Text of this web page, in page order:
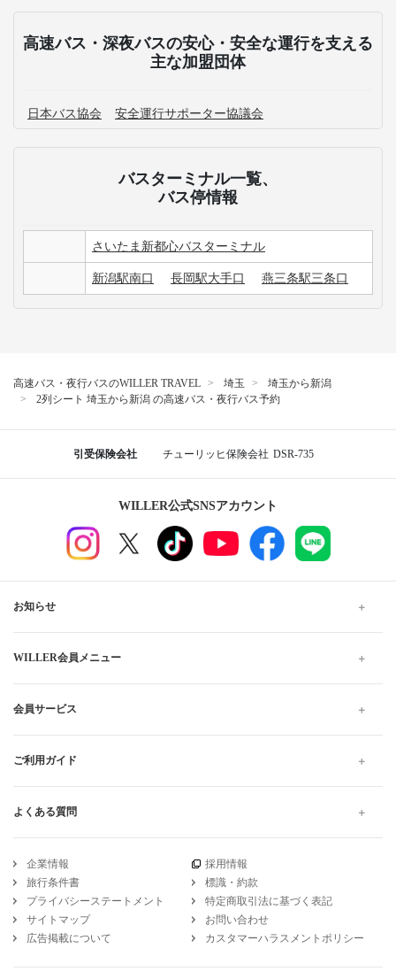
高速バス・深夜バスの安心・安全な運行を支える
主な加盟団体
日本バス協会 安全運行サポーター協議会
バスターミナル一覧、
バス停情報
さいたま新都心バスターミナル
新潟駅南口 長岡駅大手口 燕三条駅三条口
高速バス・夜行バスのWILLER TRAVEL 埼玉
埼玉から新潟
2列シート 埼玉から新潟 の高速バス・夜行バス予約
引受保険会社 チューリッヒ保険会社 DSR-735
WILLER公式SNSアカウント
お知らせ
WILLER会員メニュー
会員サービス
ご利用ガイド
よくある質問
企業情報
採用情報
旅行条件書
標識・約款
プライバシーステートメント
特定商取引法に基づく表記
サイトマップ
お問い合わせ
広告掲載について
カスタマーハラスメントポリシー